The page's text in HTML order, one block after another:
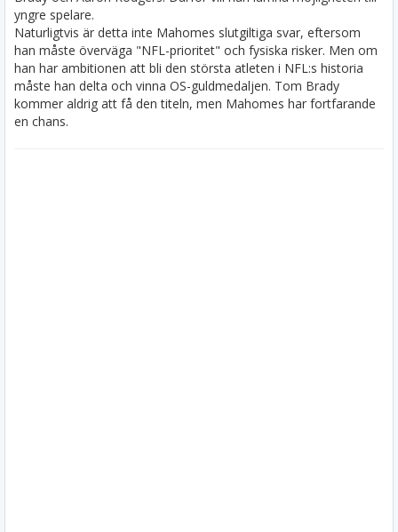
yngre spelare.
Naturligtvis är detta inte Mahomes slutgiltiga svar, eftersom
han måste överväga "NFL-prioritet" och fysiska risker. Men om
han har ambitionen att bli den största atleten i NFL:s historia
måste han delta och vinna OS-guldmedaljen. Tom Brady
kommer aldrig att få den titeln, men Mahomes har fortfarande
en chans.